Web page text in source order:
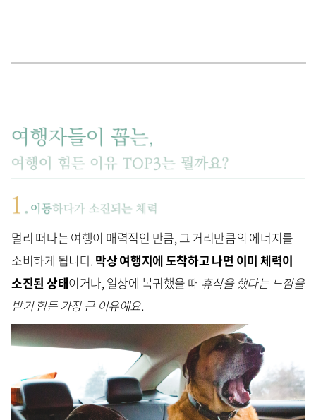
멀리 떠나는 여행이 매력적인 만큼, 그 거리만큼의 에너지를
소비하게 됩니다. 막상 여행지에 도착하고 나면 이미 체력이
소진된 상태이거나, 일상에 복귀했을 때 휴식을 했다는 느낌을
받기 힘든 가장 큰 이유예요.